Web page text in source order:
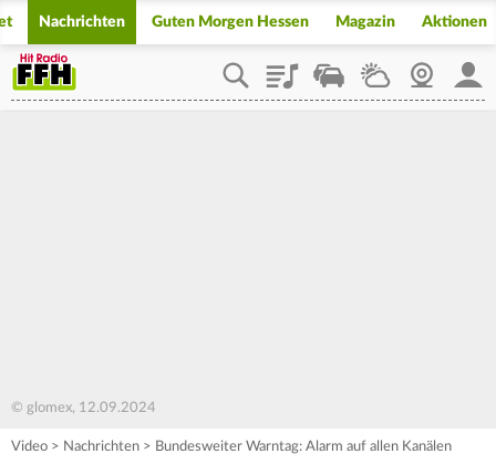
Nachrichten Guten Morgen Hessen Magazin Aktionen
PlaylistStaupilotWetterWebcam
© glomex, 12.09.2024
Video > Nachrichten > Bundesweiter Warntag: Alarm auf allen Kanälen